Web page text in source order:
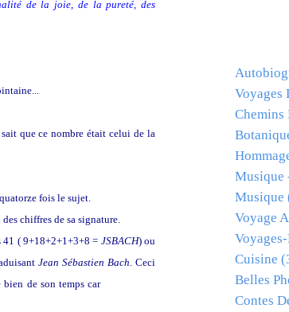
de la joie, de la pureté, des
que ce nombre était celui de la
fois le sujet.
chiffres de sa signature.
41 ( 9+18+2+1+3+8 = JSBACH) ou
Jean Sébastien Bach . Ceci
de son temps car
Voyages
Chemins
Musique
Musique
Voyage
Cuisine
Belles
Contes